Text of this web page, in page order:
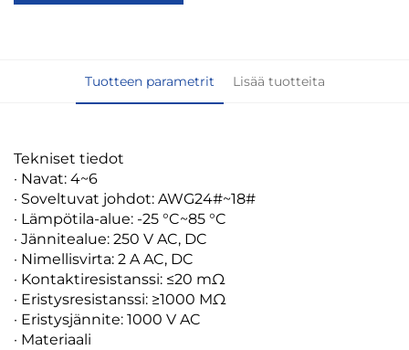
Tuotteen parametrit Lisää tuotteita
Tekniset tiedot
· Navat: 4~6
· Soveltuvat johdot: AWG24#~18#
· Lämpötila-alue: -25 °C~85 °C
· Jännitealue: 250 V AC, DC
· Nimellisvirta: 2 A AC, DC
· Kontaktiresistanssi: ≤20 mΩ
· Eristysresistanssi: ≥1000 MΩ
· Eristysjännite: 1000 V AC
· Materiaali